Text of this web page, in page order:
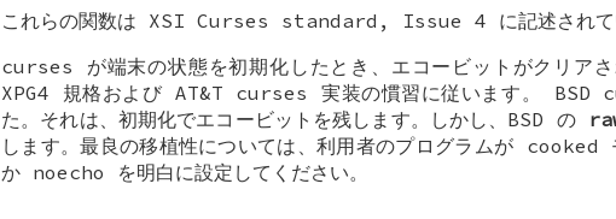
これらの関数は XSI Curses standard, Issue 4 に記述されて
curses が端末の状態を初期化したとき、エコービットがクリア
XPG4 規格および AT&T curses 実装の慣習に従います。 BSD
た。それは、初期化でエコービットを残します。しかし、BSD の
します。最良の移植性については、利用者のプログラムが
か noecho を明白に設定してください。